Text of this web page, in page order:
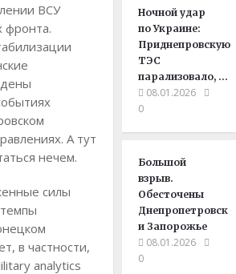
ВСУ
фронта.
А тут
нечем.
силы
в частности,
analytics
Ночной удар
по Украине:
Приднепровскую
ТЭС
парализовало, …
08.01.2026
0
Большой
взрыв.
Обесточены
Днепропетровск
и Запорожье
08.01.2026
0